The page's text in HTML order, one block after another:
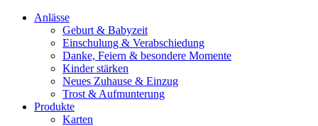
Anlässe
Geburt & Babyzeit
Einschulung & Verabschiedung
Danke, Feiern & besondere Momente
Kinder stärken
Neues Zuhause & Einzug
Trost & Aufmunterung
Produkte
Karten